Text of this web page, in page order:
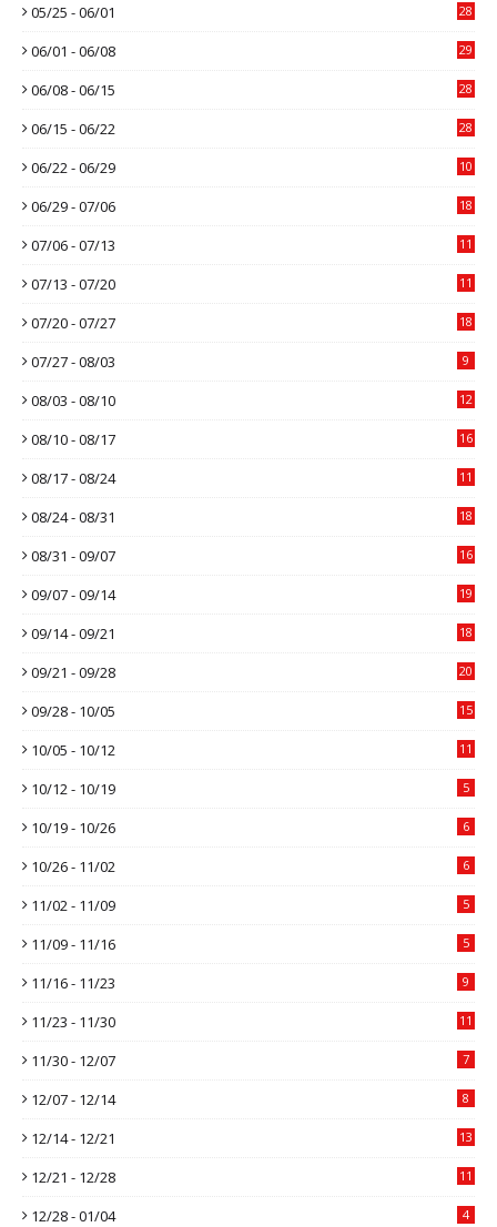
05/25 - 06/01 28
06/01 - 06/08 29
06/08 - 06/15 28
06/15 - 06/22 28
06/22 - 06/29 10
06/29 - 07/06 18
07/06 - 07/13 11
07/13 - 07/20 11
07/20 - 07/27 18
07/27 - 08/03 9
08/03 - 08/10 12
08/10 - 08/17 16
08/17 - 08/24 11
08/24 - 08/31 18
08/31 - 09/07 16
09/07 - 09/14 19
09/14 - 09/21 18
09/21 - 09/28 20
09/28 - 10/05 15
10/05 - 10/12 11
10/12 - 10/19 5
10/19 - 10/26 6
10/26 - 11/02 6
11/02 - 11/09 5
11/09 - 11/16 5
11/16 - 11/23 9
11/23 - 11/30 11
11/30 - 12/07 7
12/07 - 12/14 8
12/14 - 12/21 13
12/21 - 12/28 11
12/28 - 01/04 4